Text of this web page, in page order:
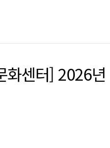
화센터] 2026